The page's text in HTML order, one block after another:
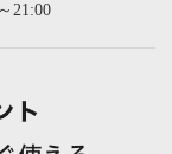
21:00